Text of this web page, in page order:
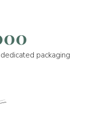
packaging